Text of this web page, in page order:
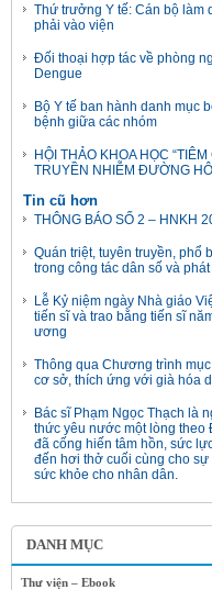
DANH MỤC
Thư viện – Ebook
Thứ trưởng Y tế: Cán bộ làm
phải vào viện
Đối thoại hợp tác về phòng
Dengue
Bộ Y tế ban hành danh mục
bệnh giữa các nhóm
HỘI THẢO KHOA HỌC
TRUYỀN NHIỄM ĐƯỜNG
Tin cũ hơn
THÔNG BÁO SỐ 2 – HNKH
Quán triệt, tuyên truyền, phổ
trong công tác dân số và phát
Lễ Kỷ niệm ngày Nhà giáo
tiến sĩ và trao bằng tiến sĩ
ương
Thông qua Chương trình
cơ sở, thích ứng với già hóa
Bác sĩ Phạm Ngọc Thạch là
thức yêu nước một lòng theo
đã cống hiến tâm hồn, sức
đến hơi thở cuối cùng cho
sức khỏe cho nhân dân.